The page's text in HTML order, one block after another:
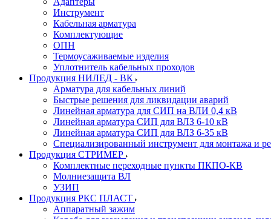
Инструмент
Кабельная арматура
Комплектующие
ОПН
Термоусаживаемые изделия
Уплотнитель кабельных проходов
Продукция НИЛЕД - ВК
Арматура для кабельных линий
Быстрые решения для ликвидации аварий
Линейная арматура для СИП на ВЛИ 0,4 кВ
Линейная арматура СИП для ВЛЗ 6-10 кВ
Линейная арматура СИП для ВЛЗ 6-35 кВ
Специализированный инструмент для монтажа и
Продукция СТРИМЕР
Комплектные переходные пункты ПКПО-КВ
Молниезащита ВЛ
УЗИП
Продукция РКС ПЛАСТ
Аппаратный зажим